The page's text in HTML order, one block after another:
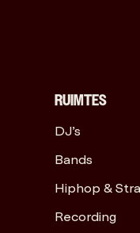
RUIMTES
DJ’s
Bands
Hiphop &
Recording